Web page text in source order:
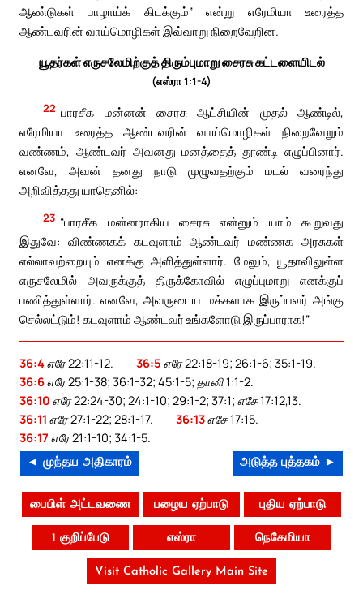
ஆண்டுகள் பாழாய்க் கிடக்கும்” என்று எரேமியா உரைத்த
ஆண்டவரின் வாய்மொழிகள் இவ்வாறு நிறைவேறின.
யூதர்கள் எருசலேமிற்குத் திரும்புமாறு சைரசு கட்டளையிடல்
(எஸ்ரா 1:1-4)
22 பாரசீக மன்னன் சைரசு ஆட்சியின் முதல் ஆண்டில்,
எரேமியா உரைத்த ஆண்டவரின் வாய்மொழிகள் நிறைவேறும்
வண்ணம், ஆண்டவர் அவனது மனத்தைத் தூண்டி எழுப்பினார்.
எனவே, அவன் தனது நாடு முழுவதற்கும் மடல் வரைந்து
அறிவித்தது யாதெனில்:
23 “பாரசீக மன்னராகிய சைரசு என்னும் யாம் கூறுவது
இதுவே: விண்ணகக் கடவுளாம் ஆண்டவர் மண்ணக அரசுகள்
எல்லாவற்றையும் எனக்கு அளித்துள்ளார். மேலும், யூதாவிலுள்ள
எருசலேமில் அவருக்குத் திருக்கோவில் எழுப்புமாறு எனக்குப்
பணித்துள்ளார். எனவே, அவருடைய மக்களாக இருப்பவர் அங்கு
செல்லட்டும்! கடவுளாம் ஆண்டவர் உங்களோடு இருப்பாராக!”
36:4எரே 22:11-12. 36:5 எரே 22:18-19; 26:1-6; 35:1-19.
36:6எரே 25:1-38; 36:1-32; 45:1-5; தானி 1:1-2.
36:10 எரே 22:24-30; 24:1-10; 29:1-2; 37:1; எசே 17:12,13.
36:11 எரே 27:1-22; 28:1-17. 36:13எசே 17:15.
36:17 எரே 21:1-10; 34:1-5.
◄ முந்தய அதிகாரம் அடுத்த புத்தகம் ►
பைபிள் அட்டவணை பழைய ஏற்பாடு புதிய ஏற்பாடு
1 குறிப்பேடு எஸ்ரா நெகேமியா
Visit Catholic Gallery Main Site